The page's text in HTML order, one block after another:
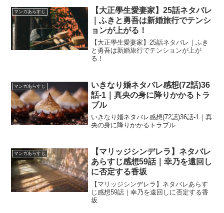
マンガあらすじ
【大正學生愛妻家】25話ネタバレ
｜ふきと勇吾は新婚旅行でテンシ
ョンが上がる！
【大正學生愛妻家】25話ネタバレ｜ふき
と勇吾は新婚旅行でテンションが上が
る！
マンガあらすじ
いきなり婚ネタバレ感想(72話)36
話-1｜真央の身に降りかかるトラ
ブル
いきなり婚ネタバレ感想(72話)36話-1｜真
央の身に降りかかるトラブル
マンガあらすじ
【マリッジシンデレラ】ネタバレ
あらすじ感想59話｜幸乃を遠回し
に否定する香坂
【マリッジシンデレラ】ネタバレあらす
じ感想59話｜幸乃を遠回しに否定する香
坂